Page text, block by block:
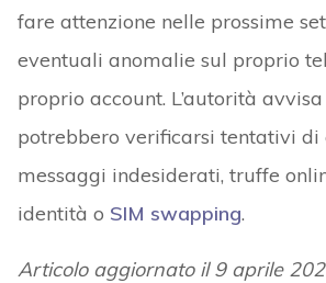
fare attenzione nelle prossime
eventuali anomalie sul proprio
proprio account. L’autorità
potrebbero verificarsi tentativi di
messaggi indesiderati, truffe
identità o SIM swapping.
Articolo aggiornato il 9 aprile